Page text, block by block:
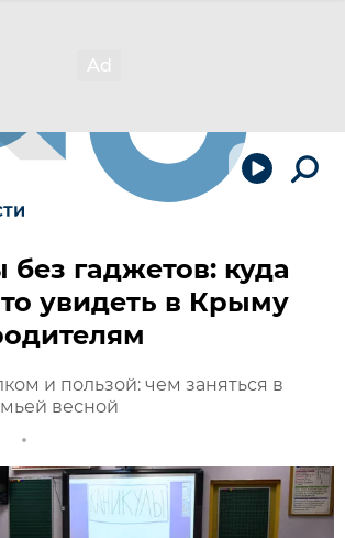
без гаджетов: куда
увидеть в Крыму
и пользой: чем заняться в
весной